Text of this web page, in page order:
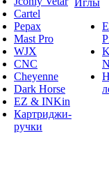
Cartel
Pepax
Mast Pro
WJX
CNC
Cheyenne
Dark Horse
EZ & INKin
Картриджи-
ручки
Иглы